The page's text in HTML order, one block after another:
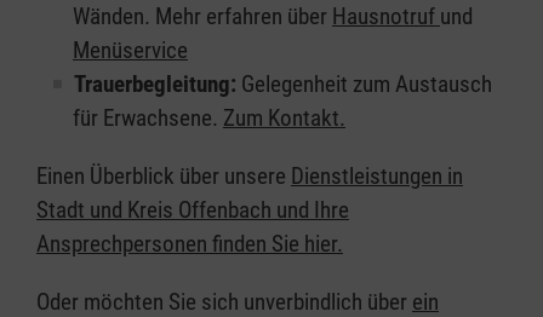
Wänden. Mehr erfahren über Hausnotruf und
Menüservice
Trauerbegleitung: Gelegenheit zum Austausch
für Erwachsene. Zum Kontakt.
Einen Überblick über unsere Dienstleistungen in
Stadt und Kreis Offenbach und Ihre
Ansprechpersonen finden Sie hier.
Oder möchten Sie sich unverbindlich über ein